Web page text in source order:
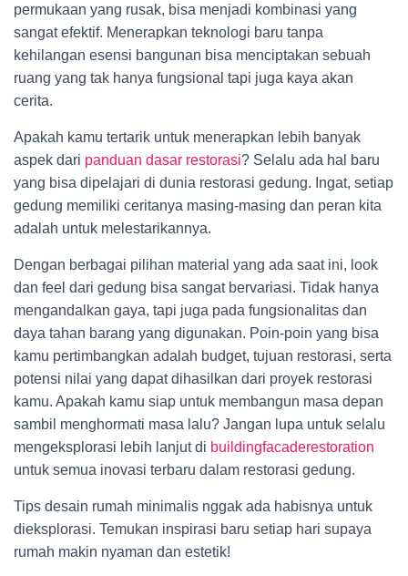
permukaan yang rusak, bisa menjadi kombinasi yang
sangat efektif. Menerapkan teknologi baru tanpa
kehilangan esensi bangunan bisa menciptakan sebuah
ruang yang tak hanya fungsional tapi juga kaya akan
cerita.
Apakah kamu tertarik untuk menerapkan lebih banyak
aspek dari panduan dasar restorasi? Selalu ada hal baru
yang bisa dipelajari di dunia restorasi gedung. Ingat, setiap
gedung memiliki ceritanya masing-masing dan peran kita
adalah untuk melestarikannya.
Dengan berbagai pilihan material yang ada saat ini, look
dan feel dari gedung bisa sangat bervariasi. Tidak hanya
mengandalkan gaya, tapi juga pada fungsionalitas dan
daya tahan barang yang digunakan. Poin-poin yang bisa
kamu pertimbangkan adalah budget, tujuan restorasi, serta
potensi nilai yang dapat dihasilkan dari proyek restorasi
kamu. Apakah kamu siap untuk membangun masa depan
sambil menghormati masa lalu? Jangan lupa untuk selalu
mengeksplorasi lebih lanjut di buildingfacaderestoration
untuk semua inovasi terbaru dalam restorasi gedung.
Tips desain rumah minimalis nggak ada habisnya untuk
dieksplorasi. Temukan inspirasi baru setiap hari supaya
rumah makin nyaman dan estetik!